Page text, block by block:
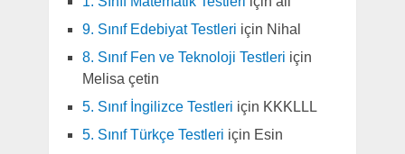
9. Sınıf Edebiyat Testleri için Nihal
8. Sınıf Fen ve Teknoloji Testleri için
Melisa çetin
5. Sınıf İngilizce Testleri için KKKLLL
5. Sınıf Türkçe Testleri için Esin